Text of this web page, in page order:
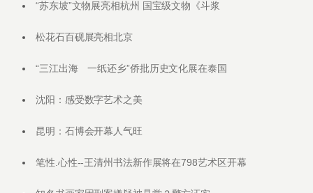
“苏东坡”文物展亮相杭州 国宝级文物《斗浆
松花石百砚展亮相北京
“三江出海 一纸还乡”侨批历史文化展在泰国
沈阳：感受数字艺术之美
昆明：石博会开幕人气旺
笔性.心性--王清州书法新作展将在798艺术区开幕